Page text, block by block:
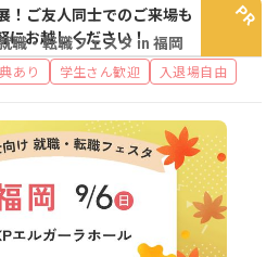
職・転職フェスタ in 福岡
！ご友人同士でのご来場も
にお越しください！
あり 学生さん歓迎 入退場自由